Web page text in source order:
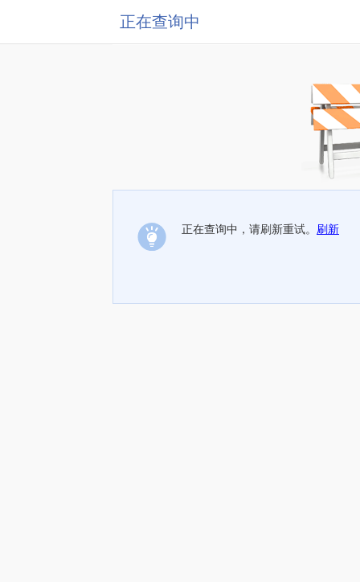
正在查询中
正在查询中，请刷新重试。 刷新